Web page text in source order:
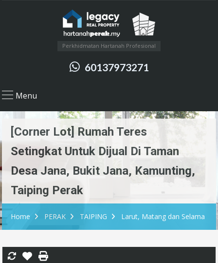
Perkhidmatan Hartanah Profesional
60137973271
Menu
[Corner Lot] Rumah Teres
Setingkat Untuk Dijual Di Taman
Desa Jana, Bukit Jana, Kamunting,
Taiping Perak
Home PERAK TAIPING Larut, Matang dan Selama